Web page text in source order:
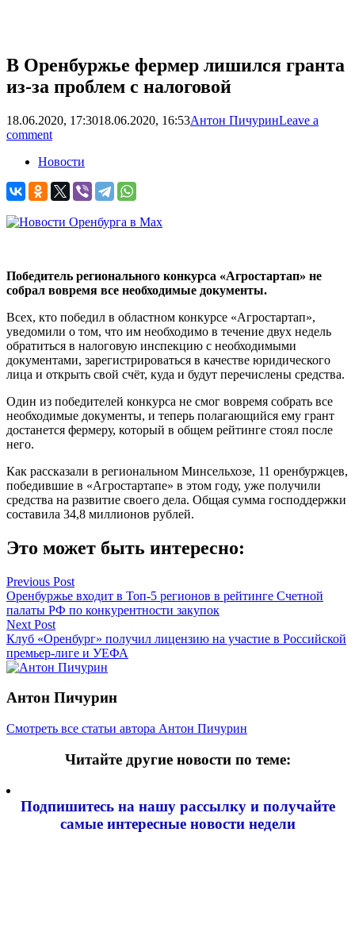
В Оренбуржье фермер лишился гранта
из-за проблем с налоговой
18.06.2020, 17:3018.06.2020, 16:53Антон ПичуринLeave a
comment
Новости
Победитель регионального конкурса «Агростартап» не
собрал вовремя все необходимые документы.
Всех, кто победил в областном конкурсе «Агростартап»,
уведомили о том, что им необходимо в течение двух недель
обратиться в налоговую инспекцию с необходимыми
документами, зарегистрироваться в качестве юридического
лица и открыть свой счёт, куда и будут перечислены средства.
Один из победителей конкурса не смог вовремя собрать все
необходимые документы, и теперь полагающийся ему грант
достанется фермеру, который в общем рейтинге стоял после
него.
Как рассказали в региональном Минсельхозе, 11 оренбуржцев,
победившие в «Агростартапе» в этом году, уже получили
средства на развитие своего дела. Общая сумма господдержки
составила 34,8 миллионов рублей.
Это может быть интересно:
Навигация
по
записям
Previous Post
Оренбуржье входит в Топ-5 регионов в рейтинге Счетной
палаты РФ по конкурентности закупок
Next Post
Клуб «Оренбург» получил лицензию на участие в Российской
премьер-лиге и УЕФА
Антон Пичурин
Смотреть все статьи автора Антон Пичурин
Читайте другие новости по теме:
Подпишитесь на нашу рассылку и получайте
самые интересные новости недели